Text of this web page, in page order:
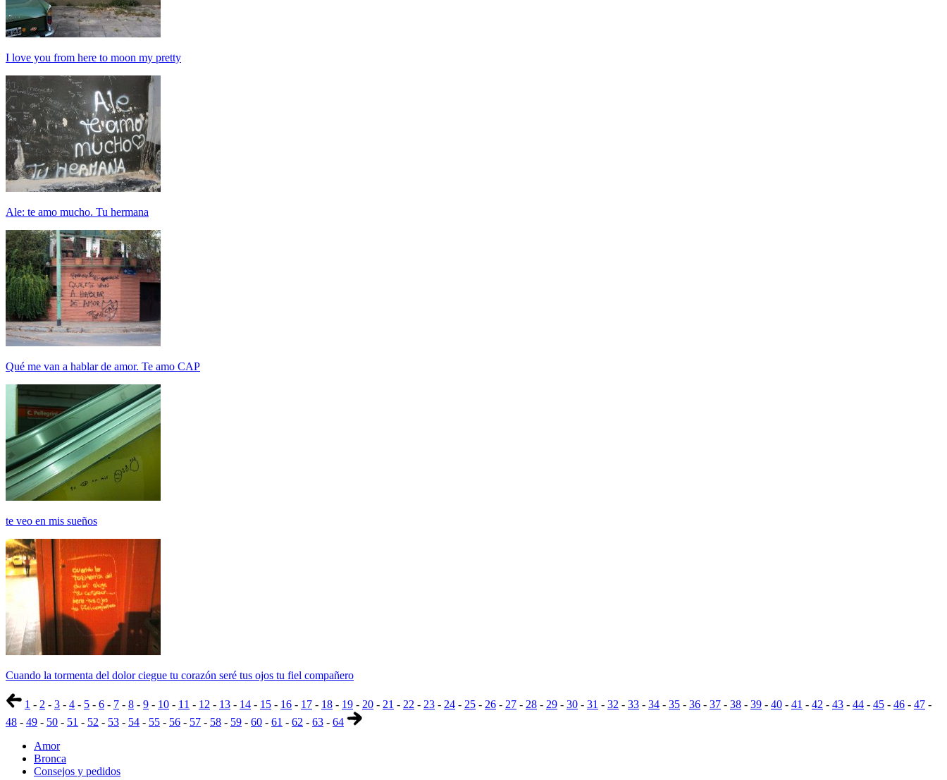
I love you from here to moon my pretty
Ale: te amo mucho. Tu hermana
Qué me van a hablar de amor. Te amo CAP
te veo en mis sueños
Cuando la tormenta del dolor ciegue tu corazón seré tus ojos tu fiel compañero
1 - 2 - 3 - 4 - 5 - 6 - 7 - 8 - 9 - 10 - 11 - 12 - 13 - 14 - 15 - 16 - 17 - 18 - 19 - 20 - 21 - 22 - 23 - 24 - 25 - 26 - 27 - 28 - 29 - 30 - 31 - 32 - 33 - 34 - 35 - 36 - 37 - 38 - 39 - 40 - 41 - 42 - 43 - 44 - 45 - 46 - 47 -
48 - 49 - 50 - 51 - 52 - 53 - 54 - 55 - 56 - 57 - 58 - 59 - 60 - 61 - 62 - 63 - 64
Amor
Bronca
Consejos y pedidos